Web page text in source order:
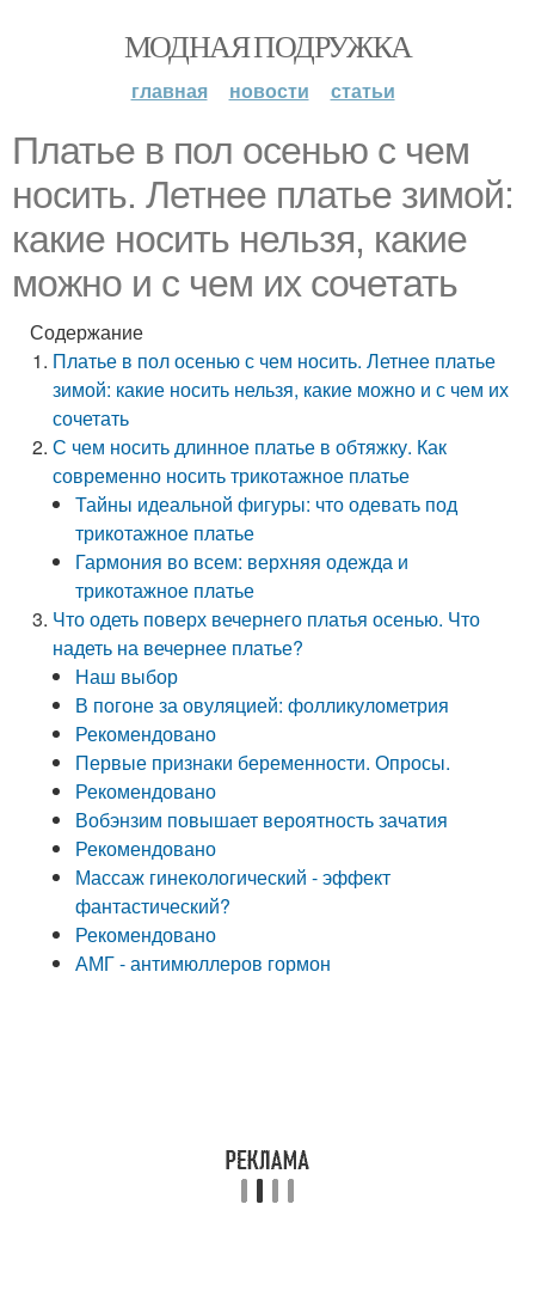
МОДНАЯ ПОДРУЖКА
главная новости статьи
Платье в пол осенью с чем
носить. Летнее платье зимой:
какие носить нельзя, какие
можно и с чем их сочетать
Содержание
Платье в пол осенью с чем носить. Летнее платье
зимой: какие носить нельзя, какие можно и с чем их
сочетать
С чем носить длинное платье в обтяжку. Как
современно носить трикотажное платье
Тайны идеальной фигуры: что одевать под
трикотажное платье
Гармония во всем: верхняя одежда и
трикотажное платье
Что одеть поверх вечернего платья осенью. Что
надеть на вечернее платье?
Наш выбор
В погоне за овуляцией: фолликулометрия
Рекомендовано
Первые признаки беременности. Опросы.
Рекомендовано
Вобэнзим повышает вероятность зачатия
Рекомендовано
Массаж гинекологический - эффект
фантастический?
Рекомендовано
АМГ - антимюллеров гормон